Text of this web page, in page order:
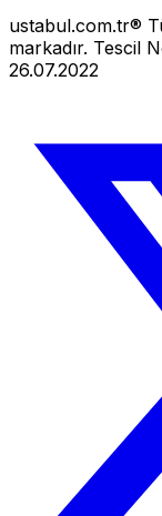
ustabul.com.tr®
markadır. Tescil
26.07.2022